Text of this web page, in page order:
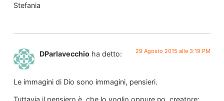
Stefania
DParlavecchio ha detto: 29 Agosto 2015 alle 3:19 PM
Le immagini di Dio sono immagini, pensieri.